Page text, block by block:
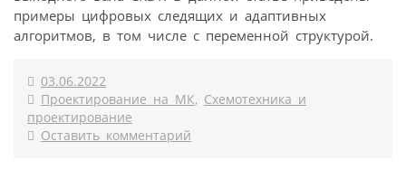
примеры цифровых следящих и адаптивных
алгоритмов, в том числе с переменной структурой.
03.06.2022
Проектирование на МК, Схемотехника и
проектирование
Оставить комментарий